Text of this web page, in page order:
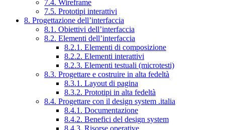
7.4. Wireframe
7.5. Prototipi interattivi
8. Progettazione dell’interfaccia
8.1. Obiettivi dell’interfaccia
8.2. Elementi dell’interfaccia
8.2.1. Elementi di composizione
8.2.2. Elementi interattivi
8.2.3. Elementi testuali (microtesti)
8.3. Progettare e costruire in alta fedeltà
8.3.1. Layout di pagina
8.3.2. Prototipi in alta fedeltà
8.4. Progettare con il design system .italia
8.4.1. Documentazione
8.4.2. Benefici del design system
8.4.3. Risorse operative